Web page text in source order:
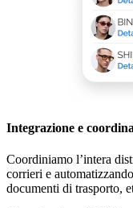
Integrazione e
Coordiniamo l’intera
corrieri e
documenti di trasporto,